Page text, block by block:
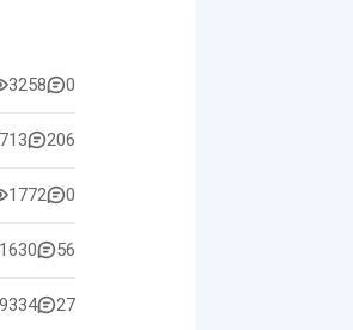
3258 0
206
1772 0
56
27